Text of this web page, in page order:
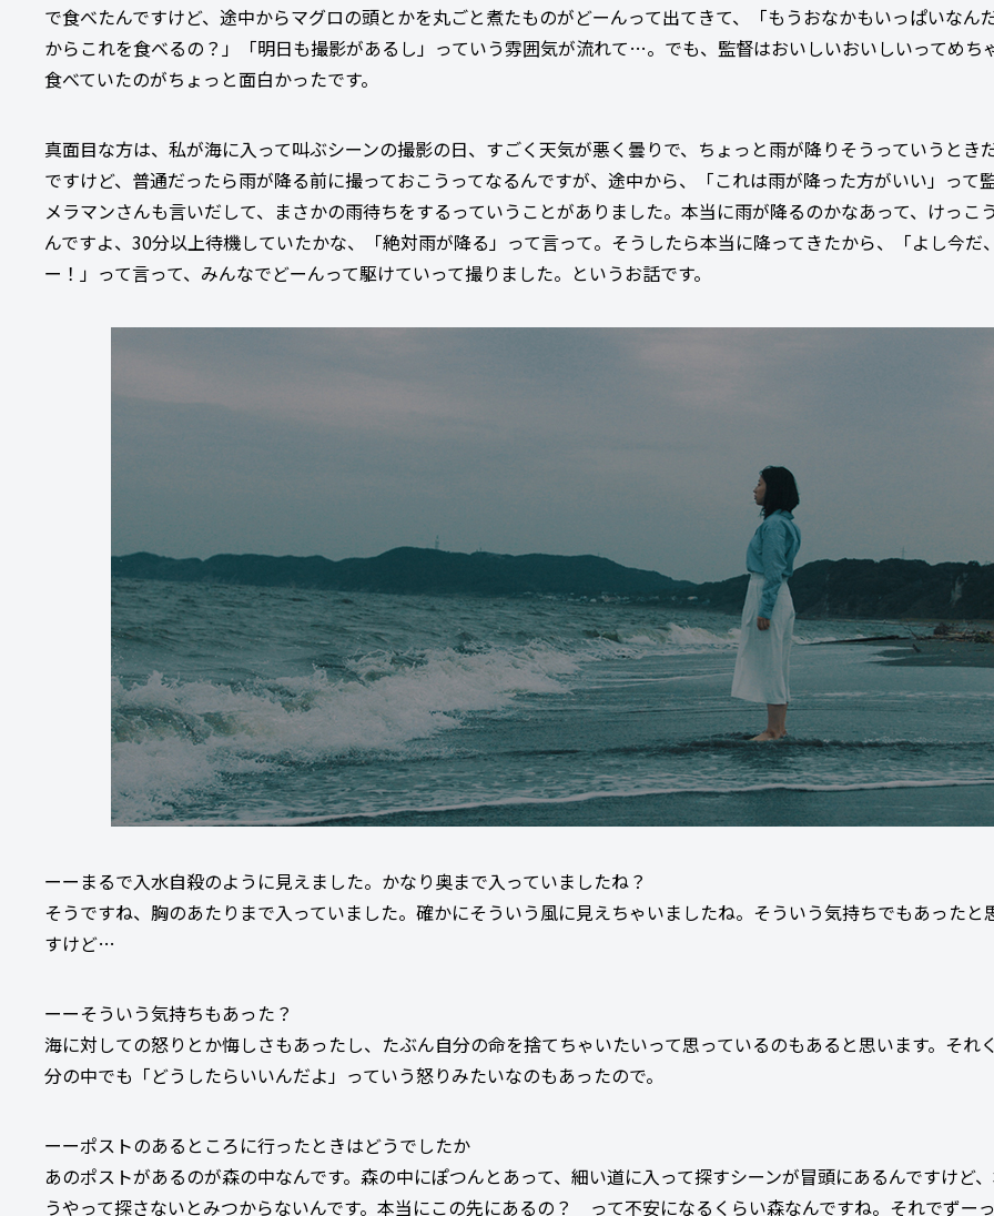
で食べたんですけど、途中からマグロの頭とかを丸ごと煮たものがどーんって出てきて、「もうおなかもいっぱいなん
からこれを食べるの？」「明日も撮影があるし」っていう雰囲気が流れて…。でも、監督はおいしいおいしいってめち
食べていたのがちょっと面白かったです。
真面目な方は、私が海に入って叫ぶシーンの撮影の日、すごく天気が悪く曇りで、ちょっと雨が降りそうっていうとき
ですけど、普通だったら雨が降る前に撮っておこうってなるんですが、途中から、「これは雨が降った方がいい」って
メラマンさんも言いだして、まさかの雨待ちをするっていうことがありました。本当に雨が降るのかなあって、けっこ
んですよ、30分以上待機していたかな、「絶対雨が降る」って言って。そうしたら本当に降ってきたから、「よし今だ
ー！」って言って、みんなでどーんって駆けていって撮りました。というお話です。
ーーまるで入水自殺のように見えました。かなり奥まで入っていましたね？
そうですね、胸のあたりまで入っていました。確かにそういう風に見えちゃいましたね。そういう気持ちでもあったと
すけど…
ーーそういう気持ちもあった？
海に対しての怒りとか悔しさもあったし、たぶん自分の命を捨てちゃいたいって思っているのもあると思います。それ
分の中でも「どうしたらいいんだよ」っていう怒りみたいなのもあったので。
ーーポストのあるところに行ったときはどうでしたか
あのポストがあるのが森の中なんです。森の中にぽつんとあって、細い道に入って探すシーンが冒頭にあるんですけど
うやって探さないとみつからないんです。本当にこの先にあるの？ って不安になるくらい森なんですね。それでずー